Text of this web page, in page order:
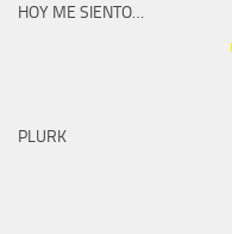
HOY ME SIENTO…
PLURK